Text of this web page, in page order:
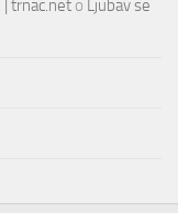
trnac.net o Ljubav se